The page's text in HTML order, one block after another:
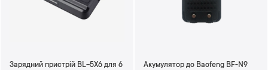
Зарядний пристрій BL-5X6 для 6
Акумулятор до Baofeng BF-N9